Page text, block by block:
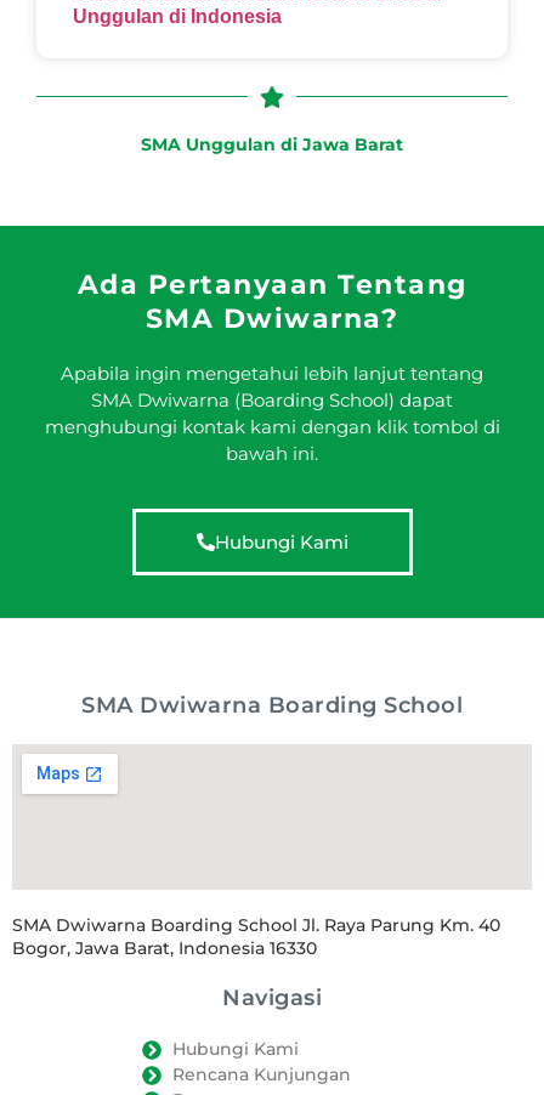
Unggulan di Indonesia
SMA Unggulan di Jawa Barat
Ada Pertanyaan Tentang
SMA Dwiwarna?
Apabila ingin mengetahui lebih lanjut tentang
SMA Dwiwarna (Boarding School) dapat
menghubungi kontak kami dengan klik tombol di
bawah ini.
Hubungi Kami
SMA Dwiwarna Boarding School
SMA Dwiwarna Boarding School Jl. Raya Parung Km. 40
Bogor, Jawa Barat, Indonesia 16330
Navigasi
Hubungi Kami
Rencana Kunjungan